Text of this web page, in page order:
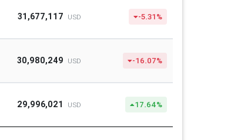
31,677,117 USD -5.31%
30,980,249 USD -16.07%
29,996,021 USD 17.64%